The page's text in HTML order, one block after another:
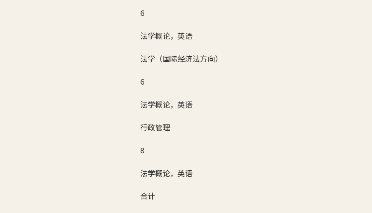
6
法学概论，英语
法学（国际经济法方向）
6
法学概论，英语
行政管理
8
法学概论，英语
合计